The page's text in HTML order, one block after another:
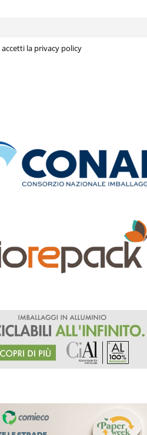
la privacy policy